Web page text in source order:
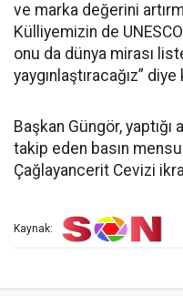
ve marka değerini
Külliyemizin de
onu da dünya mirası
yaygınlaştıracağız”
Başkan Güngör, yaptığı
takip eden basın
Çağlayancerit Cevizi
Kaynak: